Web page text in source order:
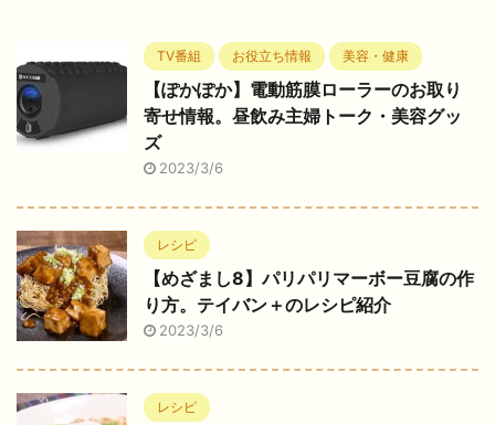
TV番組 お役立ち情報 美容・健康
【ぽかぽか】電動筋膜ローラーのお取り
寄せ情報。昼飲み主婦トーク・美容グッ
ズ
2023/3/6
レシピ
【めざまし8】パリパリマーボー豆腐の作
り方。テイバン＋のレシピ紹介
2023/3/6
レシピ